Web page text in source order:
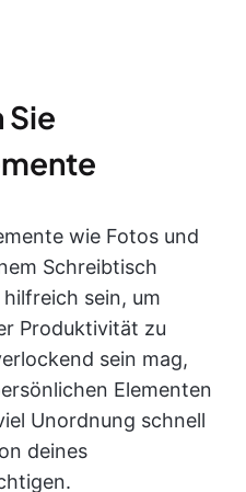
Sie
wie Fotos und
Schreibtisch
sein, um
Produktivität zu
sein mag,
Elementen
Unordnung schnell
deines